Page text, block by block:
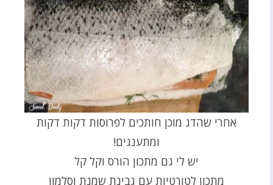
אחרי שהדג מוכן חותכים לפרוסות דקות דקות
ומתענגים!
יש לי גם מתכון הורס וקל קל
מתכון לטורטיות עם גבינת שמנת וסלמון